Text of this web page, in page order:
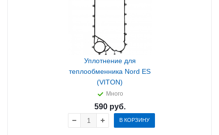
Уплотнение для
теплообменника Nord ES
(VITON)
Много
590руб.
В КОРЗИНУ